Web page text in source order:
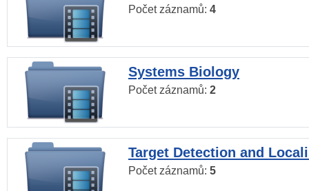
Počet záznamů: 4
Systems Biology
Počet záznamů: 2
Target Detection and
Počet záznamů: 5